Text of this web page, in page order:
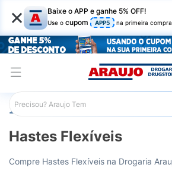
× Baixe o APP e ganhe 5% OFF!
Use o cupom APP5 na primeira compra
Araujo Higiene Pessoal
Hastes Flexíveis